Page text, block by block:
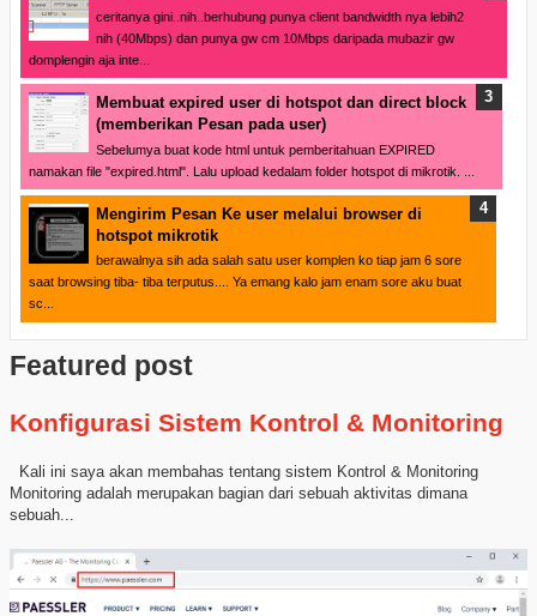
ceritanya gini..nih..berhubung punya client bandwidth nya lebih2
nih (40Mbps) dan punya gw cm 10Mbps daripada mubazir gw
domplengin aja inte...
Membuat expired user di hotspot dan direct block
(memberikan Pesan pada user)
Sebelumya buat kode html untuk pemberitahuan EXPIRED
namakan file "expired.html". Lalu upload kedalam folder hotspot di mikrotik. ...
Mengirim Pesan Ke user melalui browser di
hotspot mikrotik
berawalnya sih ada salah satu user komplen ko tiap jam 6 sore
saat browsing tiba- tiba terputus.... Ya emang kalo jam enam sore aku buat
sc...
Featured post
Konfigurasi Sistem Kontrol & Monitoring
Kali ini saya akan membahas tentang sistem Kontrol & Monitoring
Monitoring adalah merupakan bagian dari sebuah aktivitas dimana
sebuah...